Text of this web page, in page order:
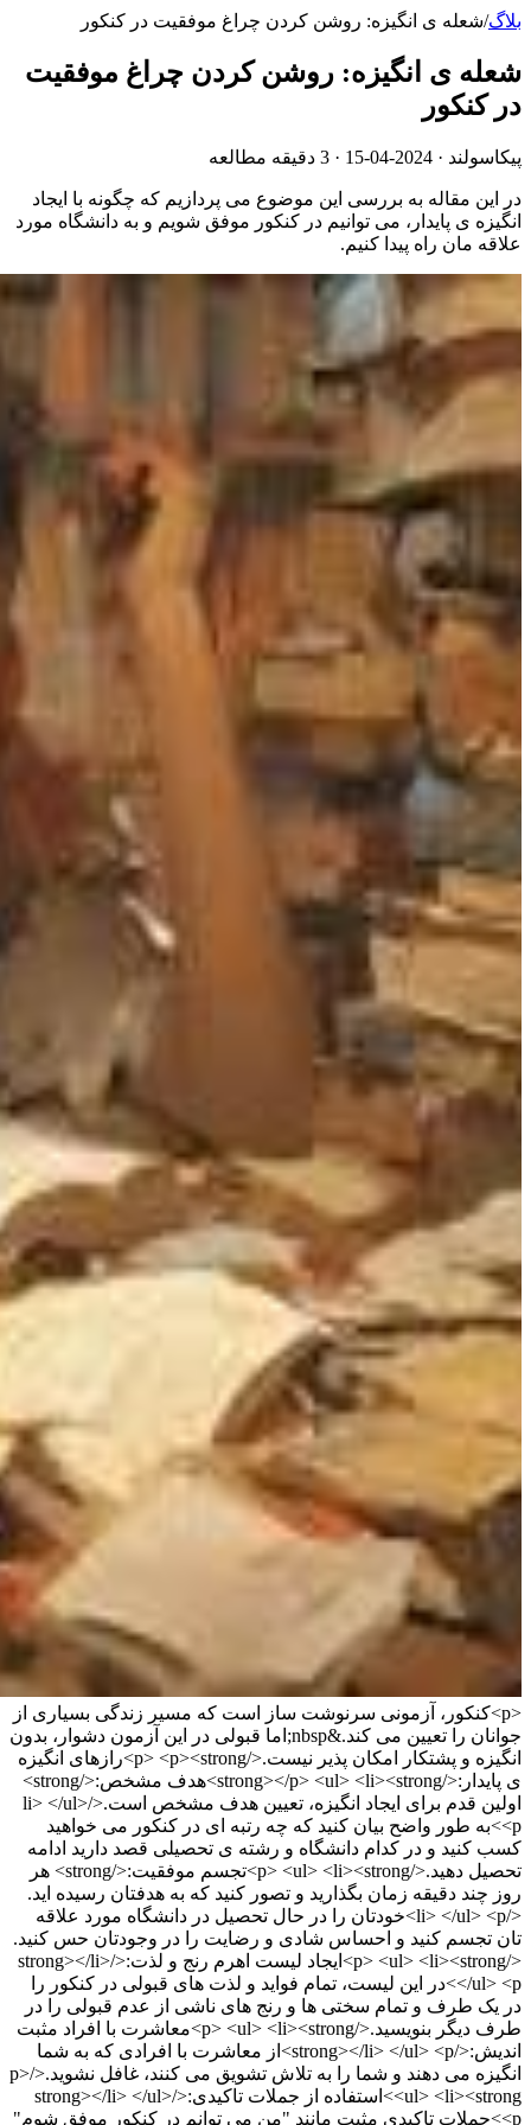
بلاگ/شعله ی انگیزه: روشن کردن چراغ موفقیت در کنکور
شعله ی انگیزه: روشن کردن چراغ موفقیت
در کنکور
پیکاسولند · 2024-04-15 · 3 دقیقه مطالعه
در این مقاله به بررسی این موضوع می پردازیم که چگونه با ایجاد
انگیزه ی پایدار، می توانیم در کنکور موفق شویم و به دانشگاه مورد
علاقه مان راه پیدا کنیم.
<p>کنکور، آزمونی سرنوشت ساز است که مسیر زندگی بسیاری از
جوانان را تعیین می کند.&nbsp;اما قبولی در این آزمون دشوار، بدون
انگیزه و پشتکار امکان پذیر نیست.</p> <p><strong>رازهای انگیزه
ی پایدار:</strong></p> <ul> <li><strong>هدف مشخص:</strong>
اولین قدم برای ایجاد انگیزه، تعیین هدف مشخص است.</li> </ul>
<p>به طور واضح بیان کنید که چه رتبه ای در کنکور می خواهید
کسب کنید و در کدام دانشگاه و رشته ی تحصیلی قصد دارید ادامه
تحصیل دهید.</p> <ul> <li><strong>تجسم موفقیت:</strong> هر
روز چند دقیقه زمان بگذارید و تصور کنید که به هدفتان رسیده اید.
</li> </ul> <p>خودتان را در حال تحصیل در دانشگاه مورد علاقه
تان تجسم کنید و احساس شادی و رضایت را در وجودتان حس کنید.
</p> <ul> <li><strong>ایجاد لیست اهرم رنج و لذت:</strong></li>
</ul> <p>در این لیست، تمام فواید و لذت های قبولی در کنکور را
در یک طرف و تمام سختی ها و رنج های ناشی از عدم قبولی را در
طرف دیگر بنویسید.</p> <ul> <li><strong>معاشرت با افراد مثبت
اندیش:</strong></li> </ul> <p>از معاشرت با افرادی که به شما
انگیزه می دهند و شما را به تلاش تشویق می کنند، غافل نشوید.</p>
<ul> <li><strong>استفاده از جملات تاکیدی:</strong></li> </ul>
<p>جملات تاکیدی مثبت مانند "من می توانم در کنکور موفق شوم"